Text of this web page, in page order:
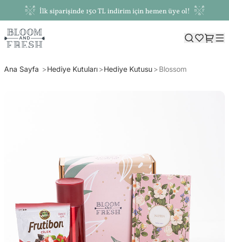
İlk siparişinde 150 TL indirim için hemen üye ol!
Ana Sayfa Hediye Kutuları Hediye Kutusu Blossom